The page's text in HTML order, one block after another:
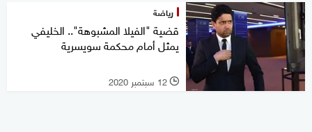
رياضة
قضية "الفيلا المشبوهة".. الخليفي
يمثل أمام محكمة سويسرية
l 12 سبتمبر 2020